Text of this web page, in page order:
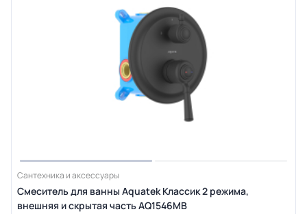
Сантехника и аксессуары
Смеситель для ванны Aquatek Классик 2 режима,
внешняя и скрытая часть AQ1546MB